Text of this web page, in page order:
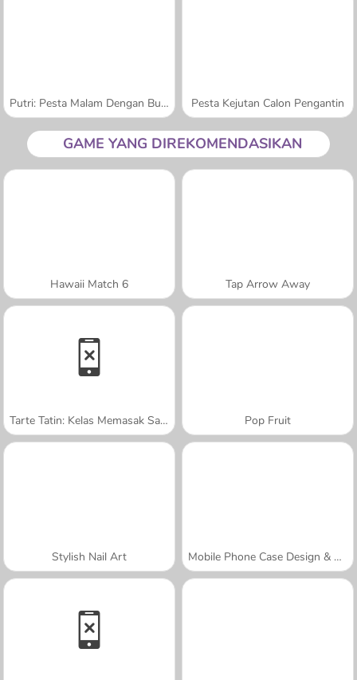
Putri: Pesta Malam Dengan Busana Putih Pesta Kejutan Calon Pengantin
GAME YANG DIREKOMENDASIKAN
Hawaii Match 6 Tap Arrow Away
Tarte Tatin: Kelas Memasak Sara Pop Fruit
Stylish Nail Art Mobile Phone Case Design & DIY